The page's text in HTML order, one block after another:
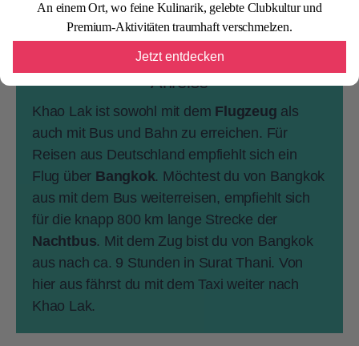
An einem Ort, wo feine Kulinarik, gelebte Clubkultur und
Premium-Aktivitäten traumhaft verschmelzen.
Jetzt entdecken
Tipps & Reiseinfos
Anreise
Khao Lak ist sowohl mit dem Flugzeug als
auch mit Bus und Bahn zu erreichen. Für
Reisen aus Deutschland empfiehlt sich ein
Flug über Bangkok. Möchtest du von Bangkok
aus mit dem Bus weiterreisen, empfiehlt sich
für die knapp 800 km lange Strecke der
Nachtbus. Mit dem Zug bist du von Bangkok
aus nach ca. 9 Stunden in Surat Thani. Von
hier aus fährst du mit dem Taxi weiter nach
Khao Lak.